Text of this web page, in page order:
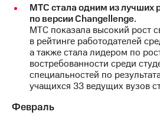
Контакты
Медиа-центр
Пресс-
релизы
МТС
о технологиях
МТС стала одним из лучших
по версии Changellenge.
МТС показала высокий рост
в рейтинге работодателей
а также стала лидером по
востребованности среди
специальностей по
учащихся 33 ведущих вузов
Февраль